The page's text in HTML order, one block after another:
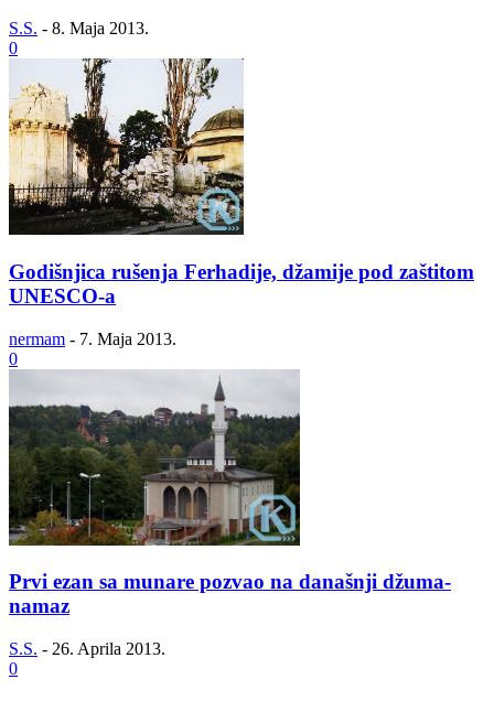
S.S. - 8. Maja 2013.
0
Godišnjica rušenja Ferhadije, džamije pod zaštitom
UNESCO-a
nermam - 7. Maja 2013.
0
Prvi ezan sa munare pozvao na današnji džuma-
namaz
S.S. - 26. Aprila 2013.
0